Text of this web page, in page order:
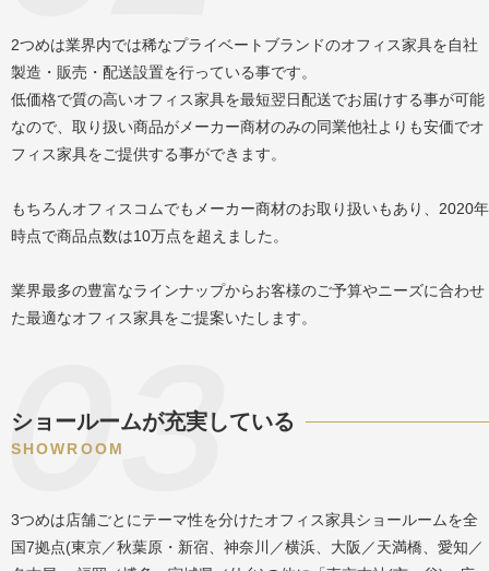
2つめは業界内では稀なプライベートブランドのオフィス家具を自社
製造・販売・配送設置を行っている事です。
低価格で質の高いオフィス家具を最短翌日配送でお届けする事が可能
なので、取り扱い商品がメーカー商材のみの同業他社よりも安価でオ
フィス家具をご提供する事ができます。
もちろんオフィスコムでもメーカー商材のお取り扱いもあり、2020年
時点で商品点数は10万点を超えました。
業界最多の豊富なラインナップからお客様のご予算やニーズに合わせ
た最適なオフィス家具をご提案いたします。
ショールームが充実している
SHOWROOM
3つめは店舗ごとにテーマ性を分けたオフィス家具ショールームを全
国7拠点(東京／秋葉原・新宿、神奈川／横浜、大阪／天満橋、愛知／